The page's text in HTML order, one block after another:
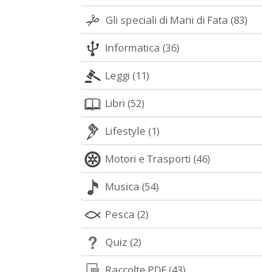
Gli speciali di Mani di Fata (83)
Informatica (36)
Leggi (11)
Libri (52)
Lifestyle (1)
Motori e Trasporti (46)
Musica (54)
Pesca (2)
Quiz (2)